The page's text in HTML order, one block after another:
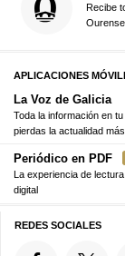
Recibe
Ourense
APLICACIONES
La Voz de Galicia
Toda la información en
pierdas la actualidad
Periódico en PDF
La experiencia de
digital
REDES SOCIALES